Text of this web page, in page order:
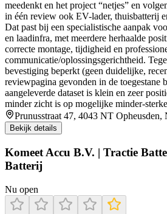
meedenkt en het project “netjes” en
in één review ook EV-lader, thuisbatterij
Dat past bij een specialistische aanpak
en laadinfra, met meerdere herhaalde
correcte montage, tijdigheid en
communicatie/oplossingsgerichtheid.
bevestiging beperkt (geen duidelijke,
reviewpagina gevonden in de toegestane
aangeleverde dataset is klein en zeer
minder zicht is op mogelijke minder-
Prunusstraat 47, 4043 NT Opheusden,
Bekijk details
Komeet Accu B.V. | Tractie
Batterij
Nu open